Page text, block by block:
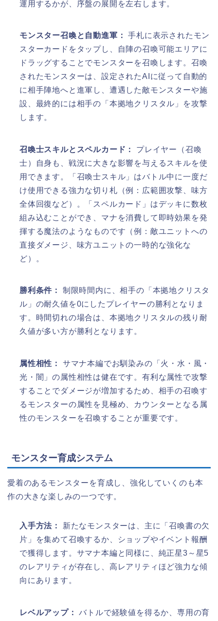
運用するかが、序盤の展開を左右します。
モンスター召喚と自動進軍：
手札に表示されたモン
スターカードをタップし、自陣の召喚可能エリアに
ドラッグすることでモンスターを召喚します。召喚
されたモンスターは、設定されたAIに従って自動的
に相手陣地へと進軍し、遭遇した敵モンスターや施
設、最終的には相手の「本拠地クリスタル」を攻撃
します。
召喚士スキルとスペルカード：
プレイヤー（召喚
士）自身も、戦況に大きな影響を与えるスキルを使
用できます。「召喚士スキル」はバトル中に一度だ
け使用できる強力な切り札（例：広範囲攻撃、味方
全体回復など）。「スペルカード」はデッキに数枚
組み込むことができ、マナを消費して即時効果を発
揮する魔法のようなものです（例：敵ユニットへの
直接ダメージ、味方ユニットの一時的な強化な
ど）。
勝利条件：
制限時間内に、相手の「本拠地クリスタ
ル」の耐久値を0にしたプレイヤーの勝利となりま
す。時間切れの場合は、本拠地クリスタルの残り耐
久値が多い方が勝利となります。
属性相性：
サマナ本編でお馴染みの「火・水・風・
光・闇」の属性相性は健在です。有利な属性で攻撃
することでダメージが増加するため、相手の召喚す
るモンスターの属性を見極め、カウンターとなる属
性のモンスターを召喚することが重要です。
モンスター育成システム
愛着のあるモンスターを育成し、強化していくのも本
作の大きな楽しみの一つです。
入手方法：
新たなモンスターは、主に「召喚書の欠
片」を集めて召喚するか、ショップやイベント報酬
で獲得します。サマナ本編と同様に、純正星3～星5
のレアリティが存在し、高レアリティほど強力な傾
向にあります。
レベルアップ：
バトルで経験値を得るか、専用の育